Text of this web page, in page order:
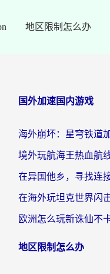
地区限制怎么办
国外加速国内游戏
地区限制怎么办